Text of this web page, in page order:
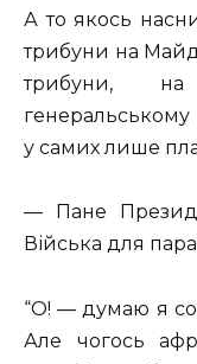
А то якось
трибуни на
трибуни,
генеральському
у самих лише
— Пане
Війська для
“О! — думаю я
Але чогось